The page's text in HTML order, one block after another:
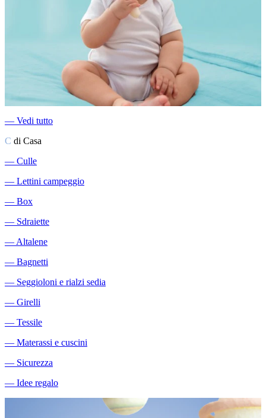
― Vedi tutto
C di Casa
― Culle
― Lettini campeggio
― Box
― Sdraiette
―Altalene
― Bagnetti
― Seggioloni e rialzi sedia
― Girelli
― Tessile
― Materassi e cuscini
― Sicurezza
― Idee regalo